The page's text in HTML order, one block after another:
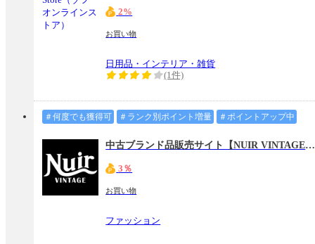
2%
お買い物
日用品・インテリア・雑貨
(1件)
＃何度でも獲得可 ＃ランク別ポイント増量 ＃ポイントアップ中
中古ブランド品販売サイト【NUIR VINTAGE（ヌア ヴィンテージ）】
3％
お買い物
ファッション